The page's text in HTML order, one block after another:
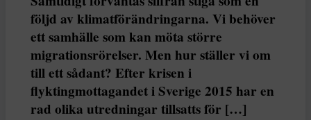
följd av klimatförändringarna. Vi behöver
ett samhälle som kan möta större
migrationsrörelser. Men hur ställer vi om
till ett sådant? Efter krisen i
flyktingmottagandet i Sverige 2015 har en
rad olika utredningar tillsatts för […]